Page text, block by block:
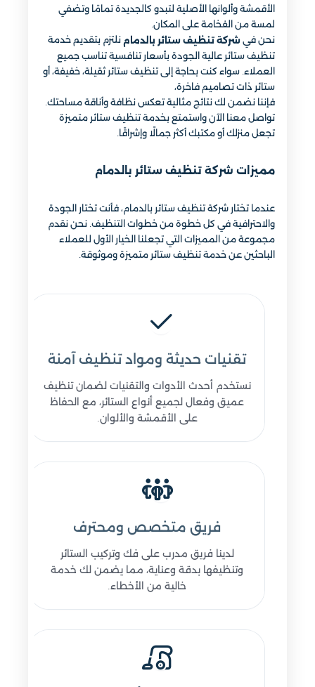
الأقمشة وألوانها الأصلية لتبدو كالجديدة تمامًا وتضفي
لمسة من الفخامة على المكان.
نحن في شركة تنظيف ستائر بالدمام نلتزم بتقديم خدمة
تنظيف ستائر عالية الجودة بأسعار تنافسية تناسب جميع
العملاء. سواء كنت بحاجة إلى تنظيف ستائر ثقيلة، خفيفة، أو
ستائر ذات تصاميم فاخرة،
فإننا نضمن لك نتائج مثالية تعكس نظافة وأناقة مساحتك.
تواصل معنا الآن واستمتع بخدمة تنظيف ستائر متميزة
تجعل منزلك أو مكتبك أكثر جمالًا وإشراقًا.
مميزات شركة تنظيف ستائر بالدمام
عندما تختار شركة تنظيف ستائر بالدمام، فأنت تختار الجودة
والاحترافية في كل خطوة من خطوات التنظيف. نحن نقدم
مجموعة من المميزات التي تجعلنا الخيار الأول للعملاء
الباحثين عن خدمة تنظيف ستائر متميزة وموثوقة.
تقنيات حديثة ومواد تنظيف آمنة
نستخدم أحدث الأدوات والتقنيات لضمان تنظيف
عميق وفعال لجميع أنواع الستائر، مع الحفاظ
على الأقمشة والألوان.
فريق متخصص ومحترف
لدينا فريق مدرب على فك وتركيب الستائر
وتنظيفها بدقة وعناية، مما يضمن لك خدمة
خالية من الأخطاء.